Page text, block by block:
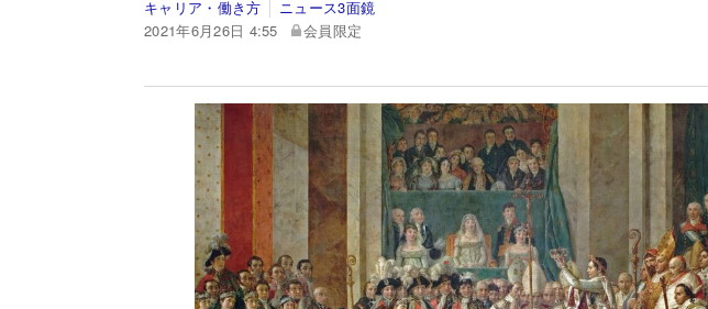
キャリア・働き方
ニュース3面鏡
2021年6月26日 4:55
会員限定